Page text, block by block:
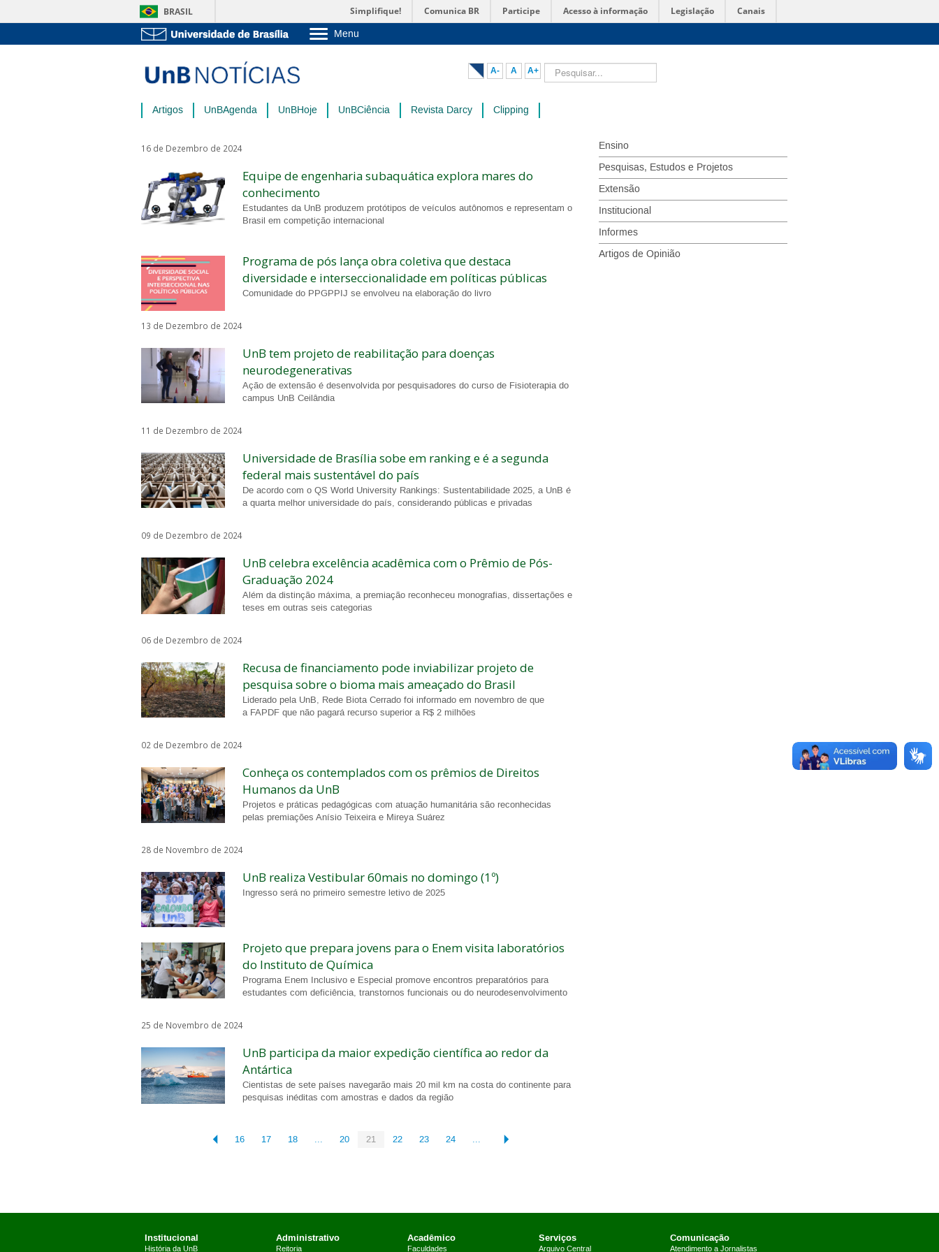
BRASIL Simplifique! Comunica BR Participe Acesso à informação Legislação Canais
Menu
Pós-Graduação
Administração
A- A A+ Pesquisar...
Artigos UnBAgenda UnBHoje UnBCiência Revista Darcy Clipping
16 de Dezembro de 2024
Equipe de engenharia subaquática explora mares do
conhecimento
Estudantes da UnB produzem protótipos de veículos autônomos e representam o
Brasil em competição internacional
Programa de pós lança obra coletiva que destaca
diversidade e interseccionalidade em políticas públicas
Comunidade do PPGPPIJ se envolveu na elaboração do livro
13 de Dezembro de 2024
UnB tem projeto de reabilitação para doenças
neurodegenerativas
Ação de extensão é desenvolvida por pesquisadores do curso de Fisioterapia do
campus UnB Ceilândia
11 de Dezembro de 2024
Universidade de Brasília sobe em ranking e é a segunda
federal mais sustentável do país
De acordo com o QS World University Rankings: Sustentabilidade 2025, a UnB é
a quarta melhor universidade do país, considerando públicas e privadas
09 de Dezembro de 2024
UnB celebra excelência acadêmica com o Prêmio de Pós-
Graduação 2024
Além da distinção máxima, a premiação reconheceu monografias, dissertações e
teses em outras seis categorias
06 de Dezembro de 2024
Recusa de financiamento pode inviabilizar projeto de
pesquisa sobre o bioma mais ameaçado do Brasil
Liderado pela UnB, Rede Biota Cerrado foi informado em novembro de que
a FAPDF que não pagará recurso superior a R$ 2 milhões
02 de Dezembro de 2024
Conheça os contemplados com os prêmios de Direitos
Humanos da UnB
Projetos e práticas pedagógicas com atuação humanitária são reconhecidas
pelas premiações Anísio Teixeira e Mireya Suárez
28 de Novembro de 2024
UnB realiza Vestibular 60mais no domingo (1º)
Ingresso será no primeiro semestre letivo de 2025
Projeto que prepara jovens para o Enem visita laboratórios
do Instituto de Química
Programa Enem Inclusivo e Especial promove encontros preparatórios para
estudantes com deficiência, transtornos funcionais ou do neurodesenvolvimento
25 de Novembro de 2024
UnB participa da maior expedição científica ao redor da
Antártica
Cientistas de sete países navegarão mais 20 mil km na costa do continente para
pesquisas inéditas com amostras e dados da região
16 17 18 ... 20 21 22 23 24 ...
Ensino
Pesquisas, Estudos e Projetos
Extensão
Institucional
Informes
Artigos de Opinião
Institucional
História da UnB
Administrativo
Reitoria
Acadêmico
Faculdades
Serviços
Arquivo Central
Comunicação
Atendimento a Jornalistas